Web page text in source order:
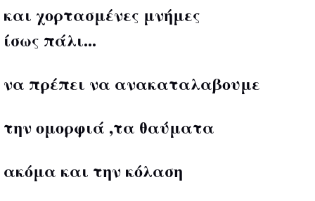
και χορτασμένες μνήμες
ίσως πάλι...
να πρέπει να ανακαταλαβουμε
την ομορφιά ,τα θαύματα
ακόμα και την κόλαση